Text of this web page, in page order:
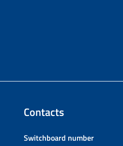
Contacts
Switchboard number